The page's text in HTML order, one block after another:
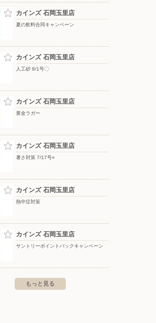
カインズ 石岡玉里店
夏の飲料合同キャンペーン
カインズ 石岡玉里店
人工砂 8/1号〇
カインズ 石岡玉里店
黄金ラガー
カインズ 石岡玉里店
暑さ対策 7/17号○
カインズ 石岡玉里店
熱中症対策
カインズ 石岡玉里店
サントリーポイントバックキャンペーン
もっと見る